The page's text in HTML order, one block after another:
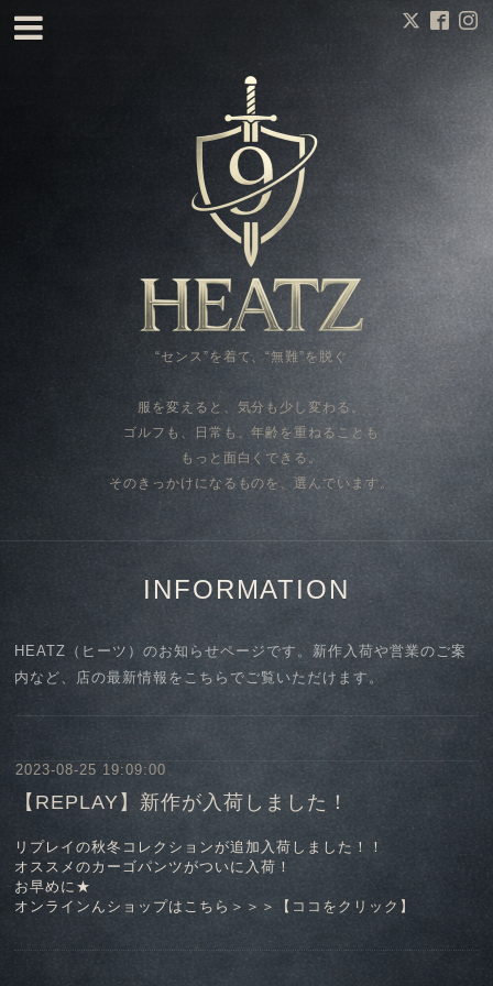
“センス”を着て、“無難”を脱ぐ
服を変えると、気分も少し変わる。
ゴルフも、日常も、年齢を重ねることも
もっと面白くできる。
そのきっかけになるものを、選んでいます。
INFORMATION
HEATZ（ヒーツ）のお知らせページです。新作入荷や営業のご案
内など、店の最新情報をこちらでご覧いただけます。
2023-08-25 19:09:00
【REPLAY】新作が入荷しました！
リプレイの秋冬コレクションが追加入荷しました！！
オススメのカーゴパンツがついに入荷！
お早めに★
オンラインんショップはこちら＞＞＞【 ココをクリック 】